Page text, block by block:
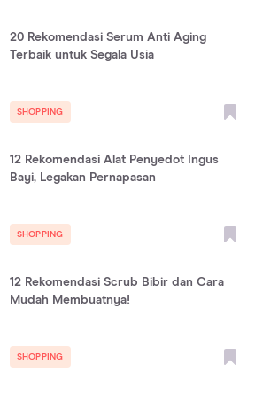
20 Rekomendasi Serum Anti Aging
Terbaik untuk Segala Usia
SHOPPING
12 Rekomendasi Alat Penyedot Ingus
Bayi, Legakan Pernapasan
SHOPPING
12 Rekomendasi Scrub Bibir dan Cara
Mudah Membuatnya!
SHOPPING